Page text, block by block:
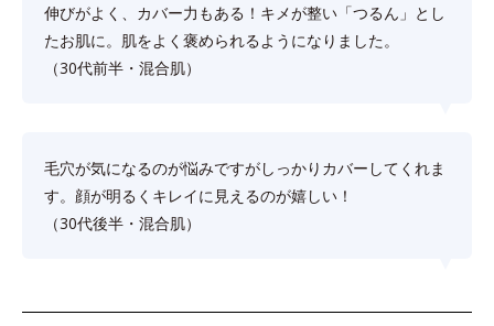
伸びがよく、カバー力もある！キメが整い「つるん」とし
たお肌に。肌をよく褒められるようになりました。
（30代前半・混合肌）
毛穴が気になるのが悩みですがしっかりカバーしてくれま
す。顔が明るくキレイに見えるのが嬉しい！
（30代後半・混合肌）